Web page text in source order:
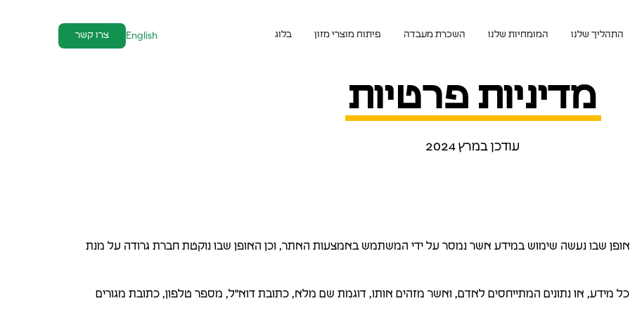
התהליך שלנו המומחיות שלנו השכרת מעבדה פיתוח מוצרי מזון בלוג English צרו קשר
מדיניות פרטיות
עודכן במרץ 2024
שבו נעשה שימוש במידע אשר נמסר על ידי המשתמש באמצעות האתר, וכן האופן שבו נוקטת חברת גרודה על מנת
כל מידע, או נתונים המתייחסים לאדם, ואשר מזהים אותו, דוגמת שם מלא, כתובת דוא"ל, מספר טלפון, כתובת מגורים